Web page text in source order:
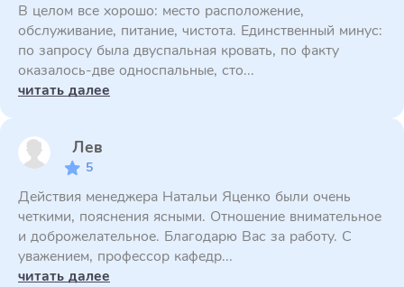
В целом все хорошо: место расположение,
обслуживание, питание, чистота. Единственный минус:
по запросу была двуспальная кровать, по факту
оказалось-две односпальные, сто...
читать далее
Лев
5
Действия менеджера Натальи Яценко были очень
четкими, пояснения ясными. Отношение внимательное
и доброжелательное. Благодарю Вас за работу. С
уважением, профессор кафедр...
читать далее